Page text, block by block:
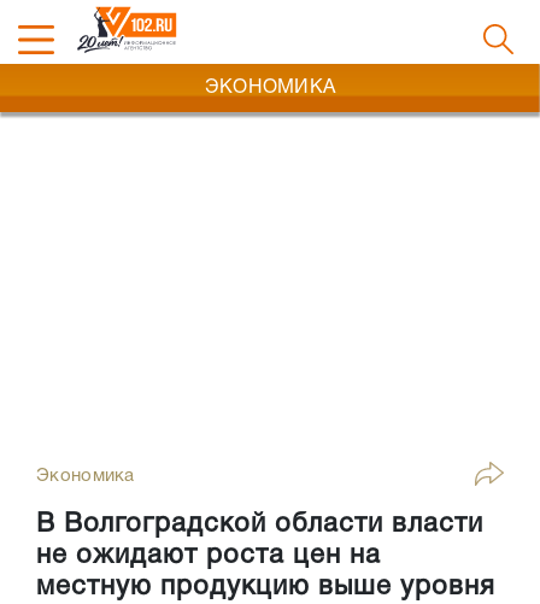
ЭКОНОМИКА
Экономика
В Волгоградской области власти
не ожидают роста цен на
местную продукцию выше уровня